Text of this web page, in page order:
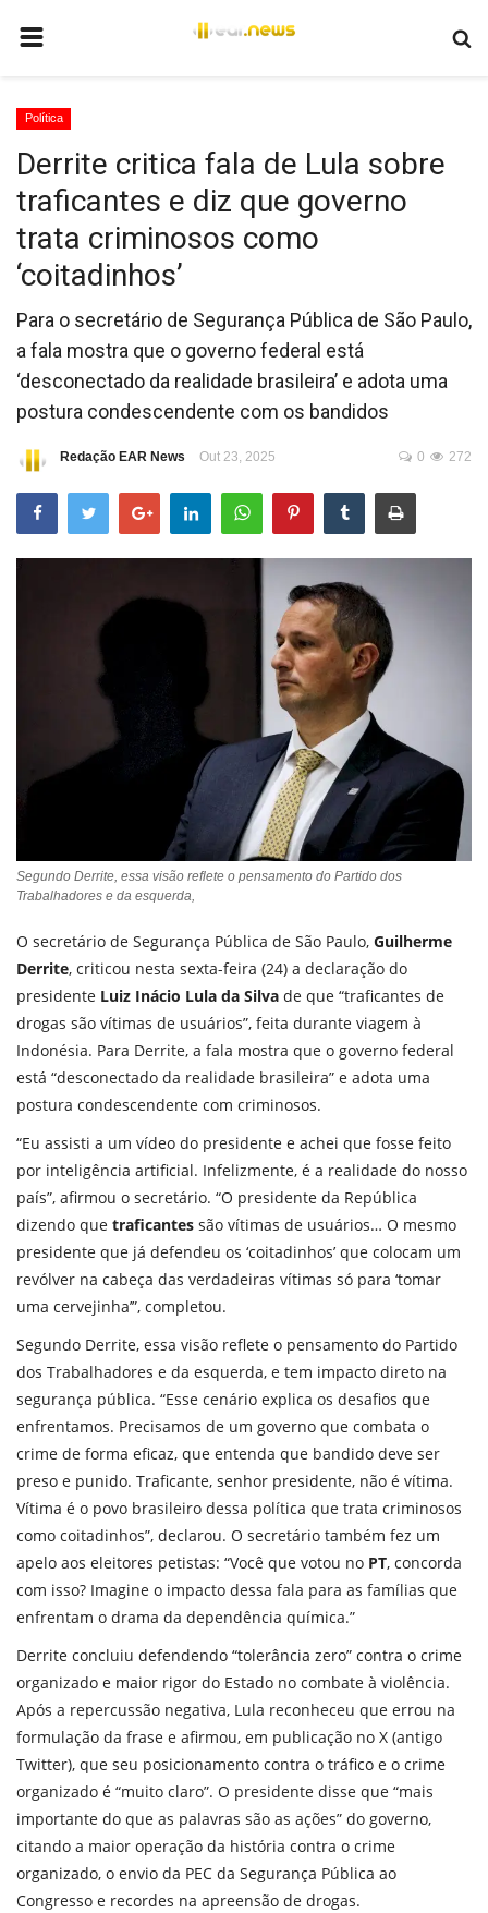
BRASIL
MUNDO
POLÍTICA
EDUCAÇÃO
ESPORTES
Política
Derrite critica fala de Lula sobre
traficantes e diz que governo
trata criminosos como
‘coitadinhos’
Para o secretário de Segurança Pública de São Paulo,
a fala mostra que o governo federal está
‘desconectado da realidade brasileira’ e adota uma
postura condescendente com os bandidos
Redação EAR News Out 23, 2025 272
0
Segundo Derrite, essa visão reflete o pensamento do Partido dos
Trabalhadores e da esquerda,
O secretário de Segurança Pública de São Paulo, Guilherme
Derrite, criticou nesta sexta-feira (24) a declaração do
presidente Luiz Inácio Lula da Silva de que “traficantes de
drogas são vítimas de usuários”, feita durante viagem à
Indonésia. Para Derrite, a fala mostra que o governo federal
está “desconectado da realidade brasileira” e adota uma
postura condescendente com criminosos.
“Eu assisti a um vídeo do presidente e achei que fosse feito
por inteligência artificial. Infelizmente, é a realidade do nosso
país”, afirmou o secretário. “O presidente da República
dizendo que traficantes são vítimas de usuários… O mesmo
presidente que já defendeu os ‘coitadinhos’ que colocam um
revólver na cabeça das verdadeiras vítimas só para ‘tomar
uma cervejinha’”, completou.
Segundo Derrite, essa visão reflete o pensamento do Partido
dos Trabalhadores e da esquerda, e tem impacto direto na
segurança pública. “Esse cenário explica os desafios que
enfrentamos. Precisamos de um governo que combata o
crime de forma eficaz, que entenda que bandido deve ser
preso e punido. Traficante, senhor presidente, não é vítima.
Vítima é o povo brasileiro dessa política que trata criminosos
como coitadinhos”, declarou. O secretário também fez um
apelo aos eleitores petistas: “Você que votou no PT, concorda
com isso? Imagine o impacto dessa fala para as famílias que
enfrentam o drama da dependência química.”
Derrite concluiu defendendo “tolerância zero” contra o crime
organizado e maior rigor do Estado no combate à violência.
Após a repercussão negativa, Lula reconheceu que errou na
formulação da frase e afirmou, em publicação no X (antigo
Twitter), que seu posicionamento contra o tráfico e o crime
organizado é “muito claro”. O presidente disse que “mais
importante do que as palavras são as ações” do governo,
citando a maior operação da história contra o crime
organizado, o envio da PEC da Segurança Pública ao
Congresso e recordes na apreensão de drogas.